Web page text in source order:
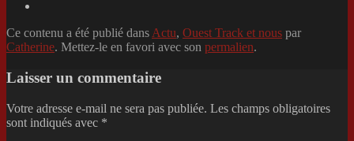
Ce contenu a été publié dans Actu, Ouest Track et nous par
Catherine. Mettez-le en favori avec son permalien.
Laisser un commentaire
Votre adresse e-mail ne sera pas publiée. Les champs obligatoires
sont indiqués avec *